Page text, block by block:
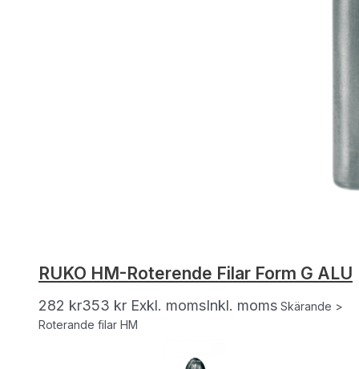
RUKO HM-Roterende Filar Form G ALU
282 kr353 kr Exkl. momsInkl. moms Skärande >
Roterande filar HM